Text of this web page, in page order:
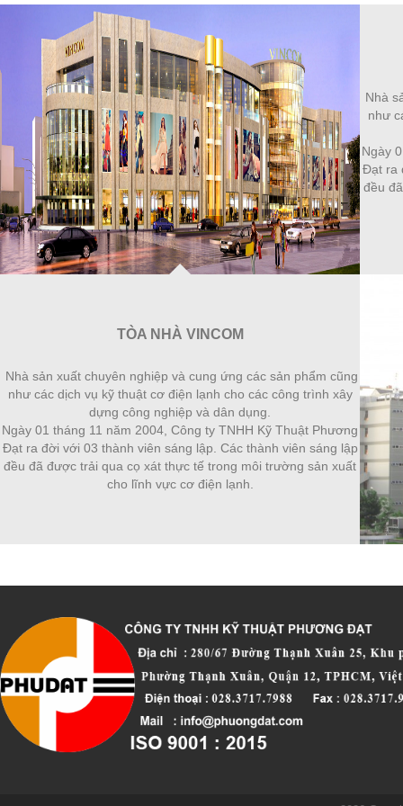
TÒA NHÀ VINCOM
Nhà sản xuất chuyên nghiệp và cung ứng các sản phẩm cũng
như các dịch vụ kỹ thuật cơ điện lạnh cho các công trình xây
dựng công nghiệp và dân dụng.
Ngày 01 tháng 11 năm 2004, Công ty TNHH Kỹ Thuật Phương
Đạt ra đời với 03 thành viên sáng lập. Các thành viên sáng lập
đều đã được trải qua cọ xát thực tế trong môi trường sản xuất
cho lĩnh vực cơ điện lạnh.
Nhà
như
Ngày
Đạt ra
đều